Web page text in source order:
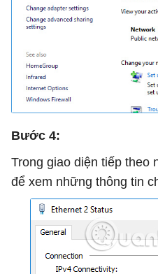
Bước 4:
Trong giao diện tiếp theo
để xem những thông tin